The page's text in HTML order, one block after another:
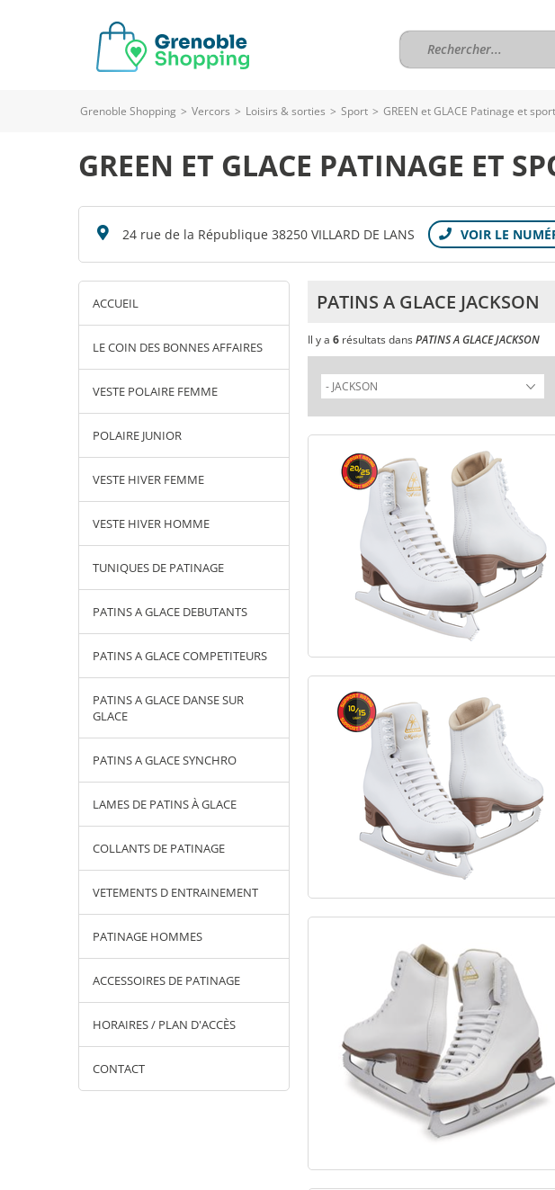
Grenoble Shopping > Vercors > Loisirs & sorties > Sport > GREEN et GLACE Patinage et
GREEN ET GLACE PATINAGE ET
24 rue de la République 38250 VILLARD DE LANS
ACCUEIL
LE COIN DES BONNES AFFAIRES
VESTE POLAIRE FEMME
POLAIRE JUNIOR
VESTE HIVER FEMME
VESTE HIVER HOMME
TUNIQUES DE PATINAGE
PATINS A GLACE DEBUTANTS
PATINS A GLACE COMPETITEURS
PATINS A GLACE DANSE SUR
GLACE
PATINS A GLACE SYNCHRO
LAMES DE PATINS À GLACE
COLLANTS DE PATINAGE
VETEMENTS D ENTRAINEMENT
PATINAGE HOMMES
ACCESSOIRES DE PATINAGE
HORAIRES / PLAN D'ACCÈS
CONTACT
PATINS A GLACE JACKSON
Il y a 6 résultats dansPATINS A GLACE JACKSON